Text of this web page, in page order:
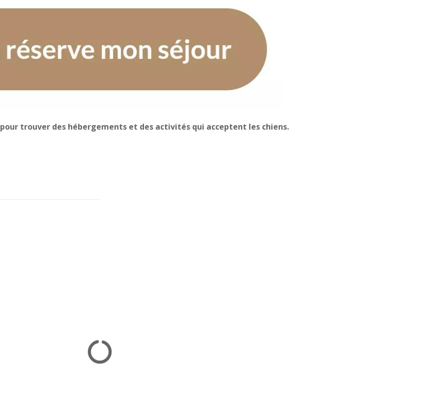
pour trouver des hébergements et des activités qui acceptent les chiens.